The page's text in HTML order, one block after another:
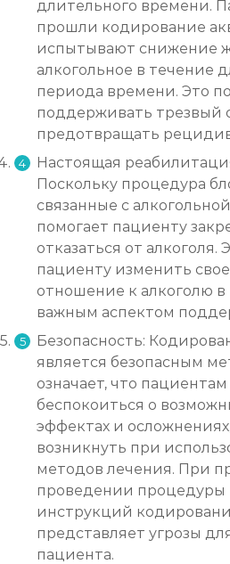
длительного времени.
прошли кодирование
испытывают снижение
алкогольное в течение
периода времени. Это
поддерживать трезвый
предотвращать
Настоящая
Поскольку процедура
связанные с
помогает пациенту
отказаться от алкоголя.
пациенту изменить
отношение к алкоголю в
важным аспектом
Безопасность:
является безопасным
означает, что
беспокоиться о
эффектах и
возникнуть при
методов лечения. При
проведении процедуры
инструкций
представляет угрозы
пациента.